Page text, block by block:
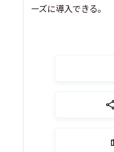
ーズに導入できる。